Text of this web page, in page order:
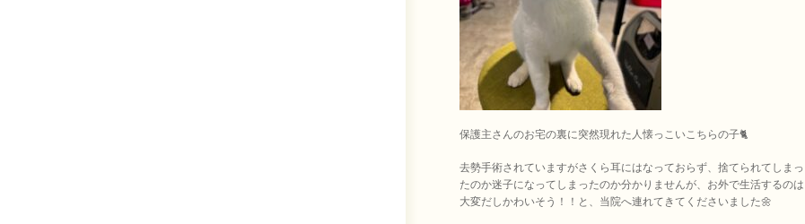
保護主さんのお宅の裏に突然現れた人懐っこいこちらの子🐈
去勢手術されていますがさくら耳にはなっておらず、捨てられてしまっ
たのか迷子になってしまったのか分かりませんが、お外で生活するのは
大変だしかわいそう！！と、当院へ連れてきてくださいました🌼